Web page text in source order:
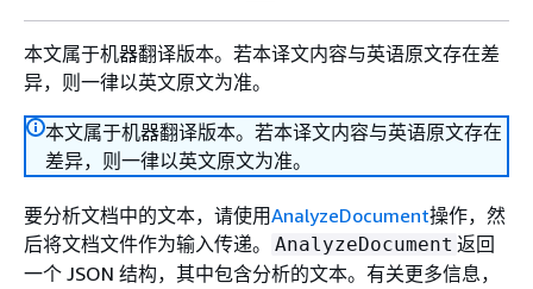
本文属于机器翻译版本。若本译文内容与英语原文存在差
异，则一律以英文原文为准。
本文属于机器翻译版本。若本译文内容与英语原文存在
差异，则一律以英文原文为准。
要分析文档中的文本，请使用AnalyzeDocument操作，然
后将文档文件作为输入传递。
AnalyzeDocument 返回
一个 JSON 结构，其中包含分析的文本。有关更多信息，